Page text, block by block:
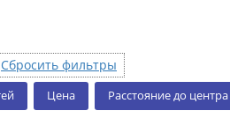
Сбросить фильтры
Цена Расстояние до центра